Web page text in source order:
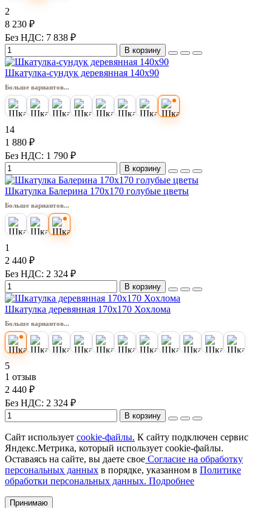
2
8 230 ₽
Без НДС: 7 838 ₽
В корзину
Шкатулка-сундук деревянная 140х90
Больше вариантов...
14
1 880 ₽
Без НДС: 1 790 ₽
В корзину
Шкатулка Балерина 170х170 голубые цветы
Больше вариантов...
1
2 440 ₽
Без НДС: 2 324 ₽
В корзину
Шкатулка деревянная 170х170 Хохлома
Больше вариантов...
5
1 отзыв
2 440 ₽
Без НДС: 2 324 ₽
В корзину
Сайт использует cookie-файлы. К cайту подключен сервис
Яндекс.Метрика, который использует cookie-файлы.
Оставаясь на сайте, вы даете свое Согласие на обработку
персональных данных в порядке, указанном в Политике
обработки персональных данных. Подробнее
Принимаю